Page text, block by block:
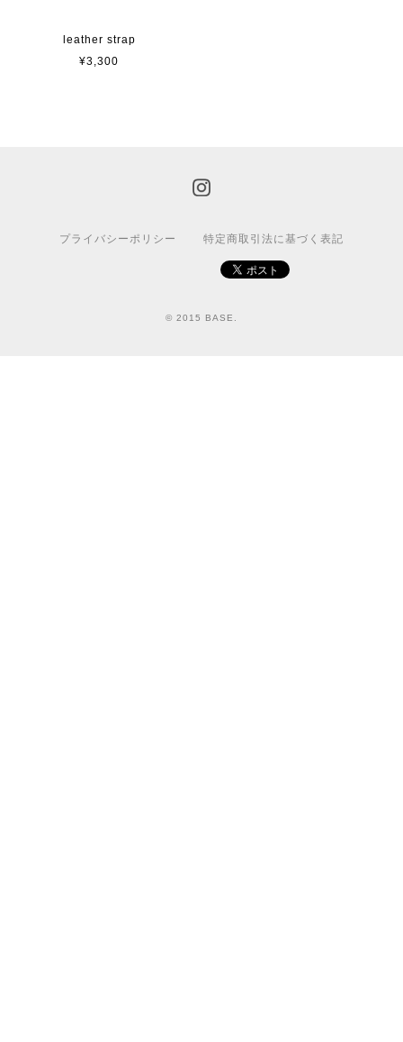
leather strap
¥3,300
プライバシーポリシー 特定商取引法に基づく表記
© 2015 BASE.